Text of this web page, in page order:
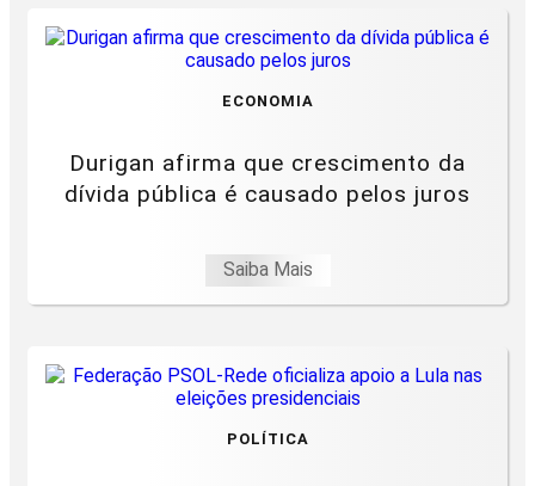
ECONOMIA
Durigan afirma que crescimento da
dívida pública é causado pelos juros
Saiba Mais
POLÍTICA